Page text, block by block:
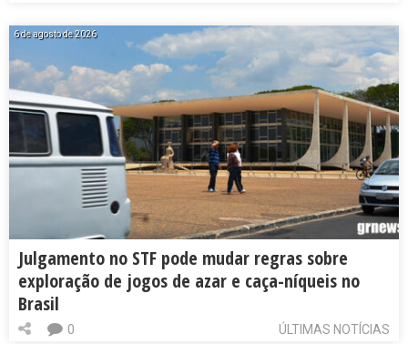
6 de agosto de 2026
Julgamento no STF pode mudar regras sobre
exploração de jogos de azar e caça-níqueis no
Brasil
ÚLTIMAS NOTÍCIAS
0